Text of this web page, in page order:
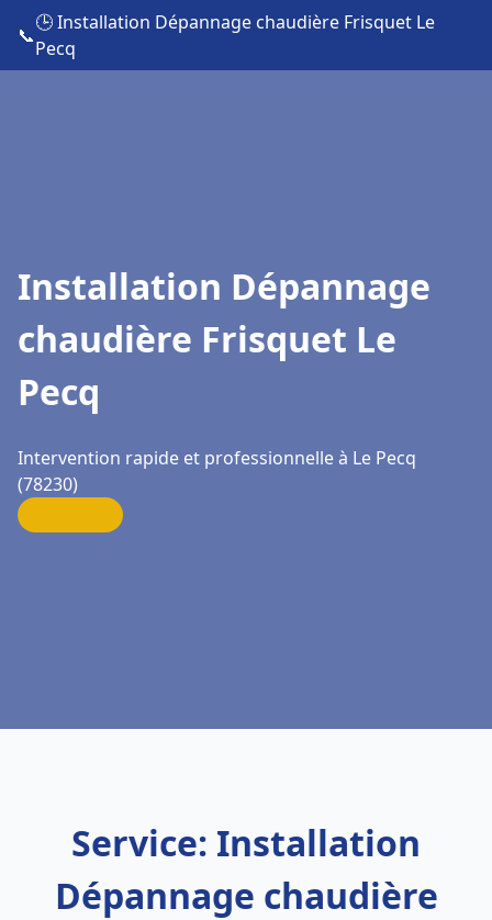
📞
🕒 Installation Dépannage chaudière Frisquet Le
Pecq
Installation Dépannage
chaudière Frisquet Le
Pecq
Intervention rapide et professionnelle à Le Pecq
(78230)
Service: Installation
Dépannage chaudière